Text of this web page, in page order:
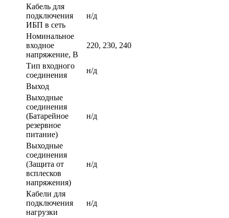
Кабель для
подключения
ИБП в сеть
н/д
Номинальное
входное
напряжение, В
220, 230, 240
Тип входного
соединения
н/д
Выход
Выходные
соединения
(Батарейное
резервное
питание)
н/д
Выходные
соединения
(Защита от
всплесков
напряжения)
н/д
Кабели для
подключения
нагрузки
н/д